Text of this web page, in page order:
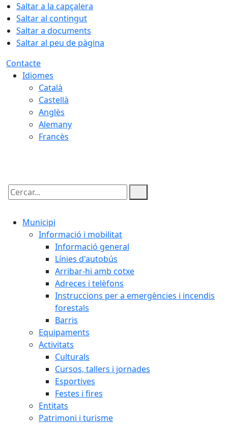
Saltar a la capçalera
Saltar al contingut
Saltar a documents
Saltar al peu de pàgina
Contacte
Idiomes
Català
Castellà
Anglès
Alemany
Francès
Cercar:
Municipi
Informació i mobilitat
Informació general
Línies d'autobús
Arribar-hi amb cotxe
Adreces i telèfons
Instruccions per a emergències i incendis
forestals
Barris
Equipaments
Activitats
Culturals
Cursos, tallers i jornades
Esportives
Festes i fires
Entitats
Patrimoni i turisme